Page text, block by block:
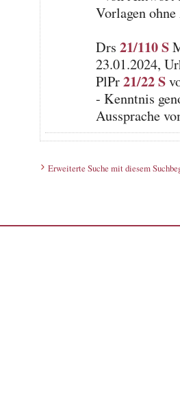
Vorlagen
Drs 21/110 S
23.01.2024,
PlPr21/22 S
- Kenntnis
Aussprache
Erweiterte Suche mit diesem